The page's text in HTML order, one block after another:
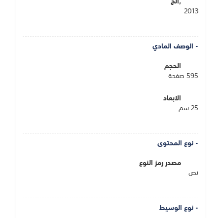
2013
- الوصف المادي
الحجم
595 صفحة
الابعاد
25 سم
- نوع المحتوى
مصدر رمز النوع
نص
- نوع الوسيط